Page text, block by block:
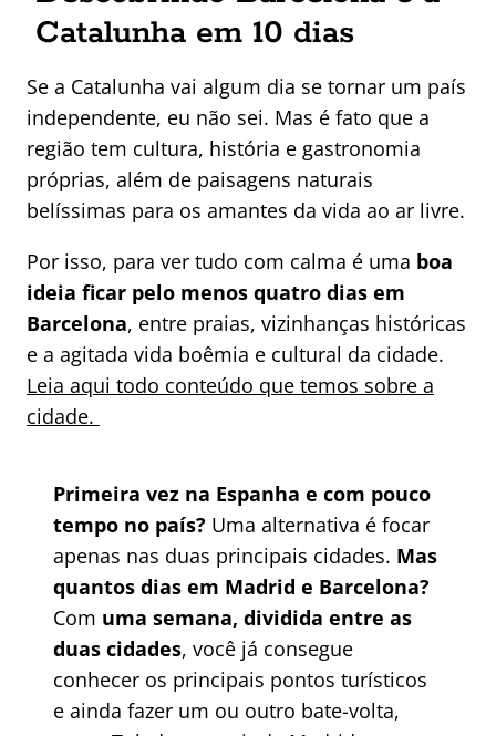
Catalunha em 10 dias
Se a Catalunha vai algum dia se tornar um país
independente, eu não sei. Mas é fato que a
região tem cultura, história e gastronomia
próprias, além de paisagens naturais
belíssimas para os amantes da vida ao ar livre.
Por isso, para ver tudo com calma é uma boa
ideia ficar pelo menos quatro dias em
Barcelona, entre praias, vizinhanças históricas
e a agitada vida boêmia e cultural da cidade.
Leia aqui todo conteúdo que temos sobre a
cidade.
Primeira vez na Espanha e com pouco
tempo no país? Uma alternativa é focar
apenas nas duas principais cidades. Mas
quantos dias em Madrid e Barcelona?
Com uma semana, dividida entre as
duas cidades, você já consegue
conhecer os principais pontos turísticos
e ainda fazer um ou outro bate-volta,